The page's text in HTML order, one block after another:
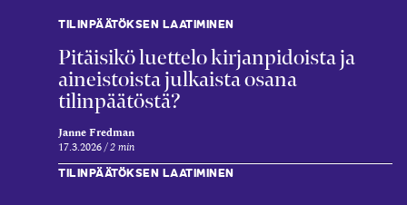
TILINPÄÄTÖKSEN LAATIMINEN
Pitäisikö luettelo kirjanpidoista ja
aineistoista julkaista osana
tilinpäätöstä?
Janne Fredman
17.3.2026 2 min
TILINPÄÄTÖKSEN LAATIMINEN